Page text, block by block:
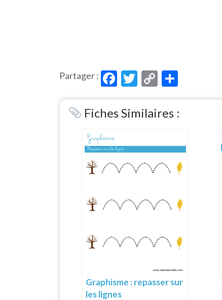
Partager : Facebook
Twitter
Copy
Link
Fiches Similaires :
Graphisme : repasser sur
les lignes